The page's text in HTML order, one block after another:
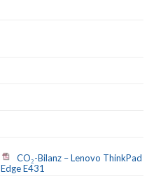
CO₂-Bilanz – Lenovo ThinkPad
Edge E431